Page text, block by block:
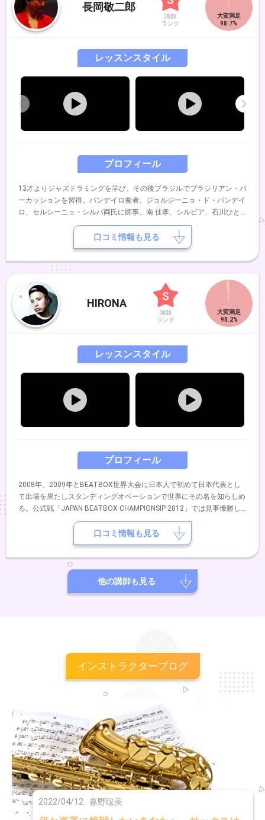
長岡敬二郎
講師
ランク
プロフィール
13才よりジャズドラミングを学び、その後ブラジルでブラジリアン・パ
ーカッションを習得。パンデイロ奏者、ジョルジーニョ・ド・パンデイ
ロ、セルシーニョ・シルバ両氏に師事。南 佳孝、シルビア、石川ひと
み、沢田知可子、辛島美登里、小林明子等パーカッショニストとして共
レッスンスタイル
口コミ情報も見る
HIRONA
講師
ランク
プロフィール
2008年、2009年とBEATBOX世界大会に日本人で初めて日本代表とし
て出場を果たしスタンディングオベーションで世界にその名を知らしめ
る。公式戦「JAPAN BEATBOX CHAMPIONSIP 2012」では見事優勝し
日本一に輝やく。 2014年5月EXILEのUSAプロデュースDANCE EARTH
PROJECT舞台「Changes」全21公演にEXILEのUSA直々にスカウトが
あり参加。 2015年2月には100組を越える様々なパフォーマーが参加し
No.1を決めるパフォーマーコンテスト「GONG SHOW FINAL」にて優勝
しグランドグランプリを受賞。 2015年5月BEATBOX世界大会
「WORLD BEATBOX CHAMPIONSIP 2015」に日本代表として出場。 現
在は様々なアーティストやパフォーマーとコラボレーションをして
レッスンスタイル
口コミ情報も見る
他の講師も見る
インストラクターブログ
2022/04/12 嘉野聡美